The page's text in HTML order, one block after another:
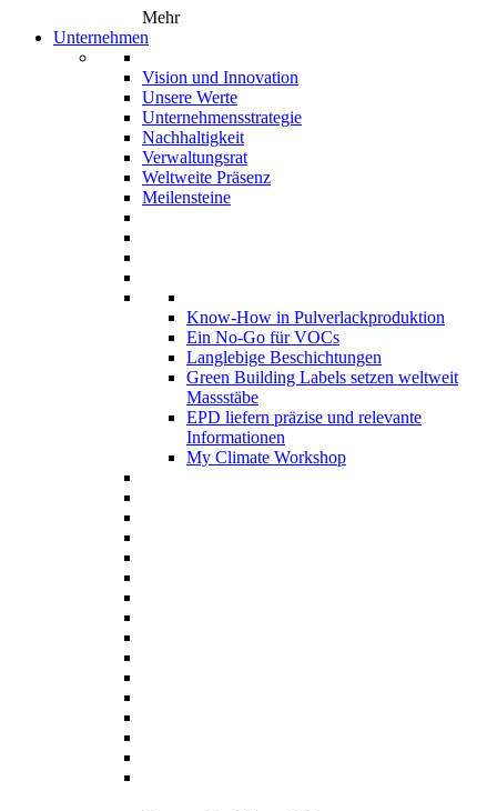
Mehr
Unternehmen
Vision und Innovation
Unsere Werte
Unternehmensstrategie
Nachhaltigkeit
Verwaltungsrat
Weltweite Präsenz
Meilensteine
Know-How in Pulverlackproduktion
Ein No-Go für VOCs
Langlebige Beschichtungen
Green Building Labels setzen weltweit
Massstäbe
EPD liefern präzise und relevante
Informationen
My Climate Workshop